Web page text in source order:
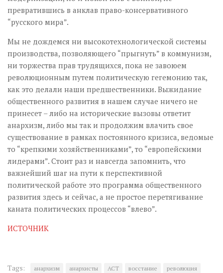
превратившись в анклав право-консервативного
“русского мира”.
Мы не дождемся ни высокотехнологической системы
производства, позволяющего “прыгнуть” в коммунизм,
ни торжества прав трудящихся, пока не завоюем
революционным путем политическую гегемонию так,
как это делали наши предшественники. Выжидание
общественного развития в нашем случае ничего не
принесет – либо на исторические вызовы ответит
анархизм, либо мы так и продолжим влачить свое
существование в рамках постоянного кризиса, ведомые
то “крепкими хозяйственниками”, то “европейскими
лидерами”. Стоит раз и навсегда запомнить, что
важнейший шаг на пути к перспективной
политической работе это программа общественного
развития здесь и сейчас, а не простое перетягивание
каната политических процессов “влево”.
ИСТОЧНИК
Tags: анархизм анархисты АСТ восстание
революция